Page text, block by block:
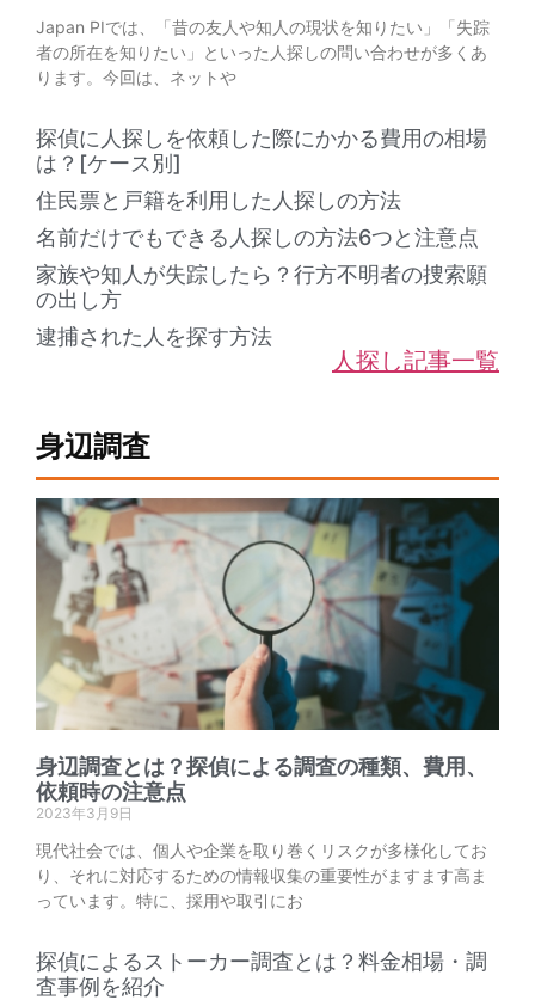
Japan PIでは、「昔の友人や知人の現状を知りたい」「失踪
者の所在を知りたい」といった人探しの問い合わせが多くあ
ります。今回は、ネットや
探偵に人探しを依頼した際にかかる費用の相場
は？[ケース別]
住民票と戸籍を利用した人探しの方法
名前だけでもできる人探しの方法6つと注意点
家族や知人が失踪したら？行方不明者の捜索願
の出し方
逮捕された人を探す方法
人探し記事一覧
身辺調査
身辺調査とは？探偵による調査の種類、費用、
依頼時の注意点
2023年3月9日
現代社会では、個人や企業を取り巻くリスクが多様化してお
り、それに対応するための情報収集の重要性がますます高ま
っています。特に、採用や取引にお
探偵によるストーカー調査とは？料金相場・調
査事例を紹介